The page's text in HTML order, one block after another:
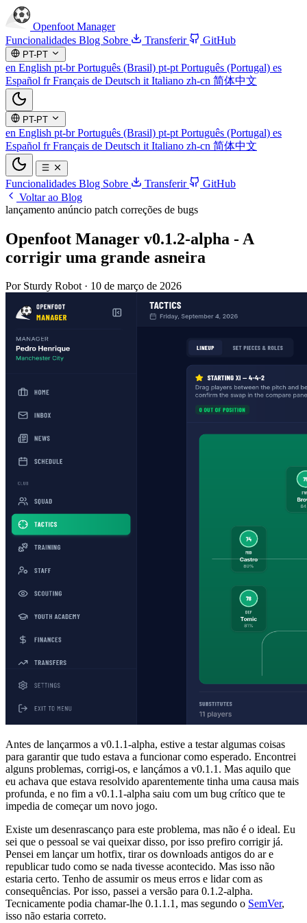
Openfoot Manager
Funcionalidades Blog Sobre Transferir GitHub
PT-PT
en English pt-brPortuguês (Brasil) pt-pt Português (Portugal) es
Español frFrançais de Deutsch it Italiano zh-cn 简体中文
PT-PT
en English pt-brPortuguês (Brasil) pt-pt Português (Portugal) es
Español frFrançais de Deutsch it Italiano zh-cn 简体中文
Funcionalidades Blog Sobre Transferir
GitHub
Voltar ao Blog
lançamento anúncio patch correções de bugs
Openfoot Manager v0.1.2-alpha - A
corrigir uma grande asneira
Por Sturdy Robot · 10 de março de 2026
Antes de lançarmos a v0.1.1-alpha, estive a testar algumas coisas
para garantir que tudo estava a funcionar como esperado. Encontrei
alguns problemas, corrigi-os, e lançámos a v0.1.1. Mas aquilo que
eu achava que estava resolvido aparentemente tinha uma causa mais
profunda, e no fim a v0.1.1-alpha saiu com um bug crítico que te
impedia de começar um novo jogo.
Existe um desenrascanço para este problema, mas não é o ideal. Eu
sei que o pessoal se vai queixar disso, por isso prefiro corrigir já.
Pensei em lançar um hotfix, tirar os downloads antigos do ar e
republicar tudo como se nada tivesse acontecido. Mas isso não
estaria certo. Tenho de assumir os meus erros e lidar com as
consequências. Por isso, passei a versão para 0.1.2-alpha.
Tecnicamente podia chamar-lhe 0.1.1.1, mas segundo o SemVer,
isso não estaria correto.